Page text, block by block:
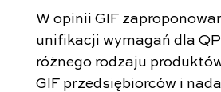
W opinii GIF
unifikacji wymagań dla
różnego rodzaju
GIF przedsiębiorców i